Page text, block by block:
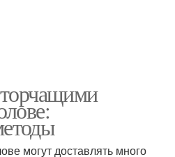
могут доставлять много